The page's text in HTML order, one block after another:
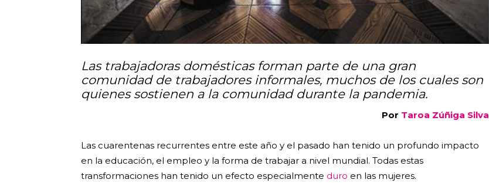
Las trabajadoras domésticas forman parte de una gran
comunidad de trabajadores informales, muchos de los cuales son
quienes sostienen a la comunidad durante la pandemia.
Por Taroa Zúñiga Silva
Las cuarentenas recurrentes entre este año y el pasado han tenido un profundo impacto
en la educación, el empleo y la forma de trabajar a nivel mundial. Todas estas
transformaciones han tenido un efecto especialmente duro en las mujeres.